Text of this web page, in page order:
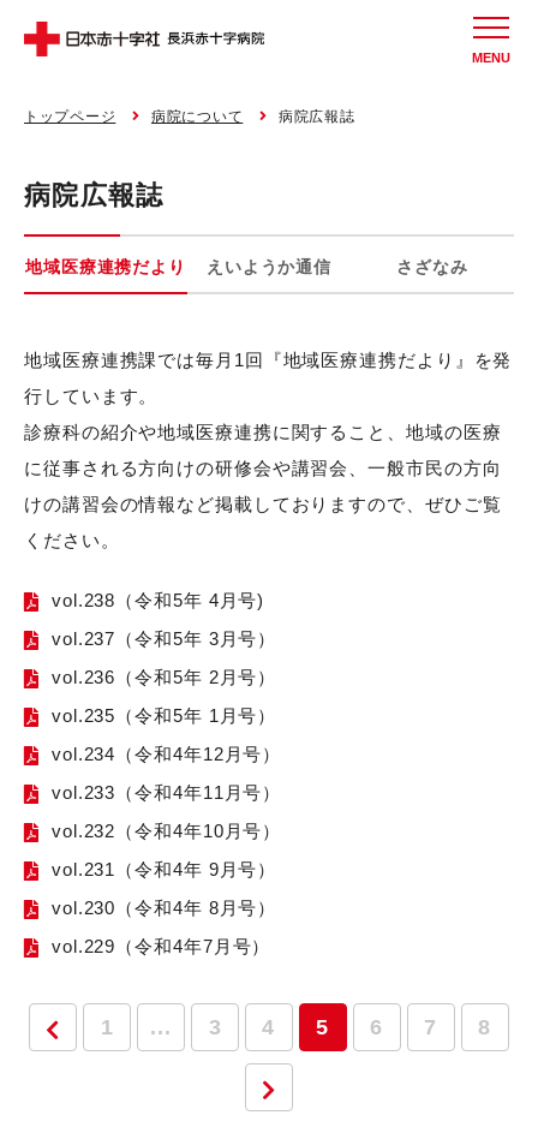
MENU
トップページ 病院について 病院広報誌
病院広報誌
地域医療連携だより えいようか通信 さざなみ
地域医療連携課では毎月1回『地域医療連携だより』を発
行しています。
診療科の紹介や地域医療連携に関すること、地域の医療
に従事される方向けの研修会や講習会、一般市民の方向
けの講習会の情報など掲載しておりますので、ぜひご覧
ください。
vol.238（令和5年 4月号)
vol.237（令和5年 3月号）
vol.236（令和5年 2月号）
vol.235（令和5年 1月号）
vol.234（令和4年12月号）
vol.233（令和4年11月号）
vol.232（令和4年10月号）
vol.231（令和4年 9月号）
vol.230（令和4年 8月号）
vol.229（令和4年7月号）
1 ... 3 4 5 6 7 8